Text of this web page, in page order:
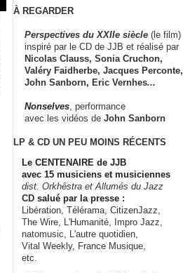
À REGARDER
Perspectives du XXIIe siècle (le film)
inspiré par le CD de JJB et réalisé par
Nicolas Clauss, Sonia Cruchon,
Valéry Faidherbe, Jacques Perconte,
John Sanborn, Eric Vernhes...
Nonselves , performance
avec les vidéos de John Sanborn
LP & CD UN PEU MOINS RÉCENTS
Le CENTENAIRE de JJB
avec 15 musiciens et musiciennes
dist. Orkhêstra et Allumés du Jazz
CD salué par la presse :
Libération, Télérama, CitizenJazz,
The Wire, L'Humanité, Impro Jazz,
natomusic, L'autre quotidien,
Vital Weekly, France Musique,
etc.